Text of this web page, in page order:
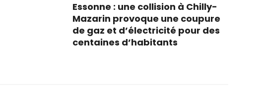
Essonne : une collision à Chilly-
Mazarin provoque une coupure
de gaz et d’électricité pour des
centaines d’habitants